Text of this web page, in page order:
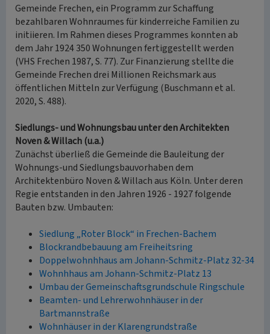
Gemeinde Frechen, ein Programm zur Schaffung
bezahlbaren Wohnraumes für kinderreiche Familien zu
initiieren. Im Rahmen dieses Programmes konnten ab
dem Jahr 1924 350 Wohnungen fertiggestellt werden
(VHS Frechen 1987, S. 77). Zur Finanzierung stellte die
Gemeinde Frechen drei Millionen Reichsmark aus
öffentlichen Mitteln zur Verfügung (Buschmann et al.
2020, S. 488).
Siedlungs- und Wohnungsbau unter den Architekten
Noven & Willach (u.a.)
Zunächst überließ die Gemeinde die Bauleitung der
Wohnungs-und Siedlungsbauvorhaben dem
Architektenbüro Noven & Willach aus Köln. Unter deren
Regie entstanden in den Jahren 1926 - 1927 folgende
Bauten bzw. Umbauten:
Siedlung „Roter Block“ in Frechen-Bachem
Blockrandbebauung am Freiheitsring
Doppelwohnhhaus am Johann-Schmitz-Platz 32-34
Wohnhhaus am Johann-Schmitz-Platz 13
Umbau der Gemeinschaftsgrundschule Ringschule
Beamten- und Lehrerwohnhäuser in der
Bartmannstraße
Wohnhäuser in der Klarengrundstraße